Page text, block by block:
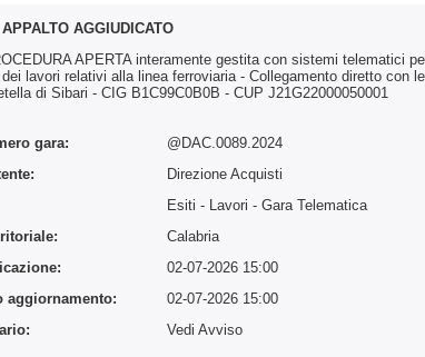
AGGIUDICATO
APERTA interamente gestita con sistemi telematici
lavori relativi alla linea ferroviaria - Collegamento diretto con
di Sibari - CIG B1C99C0B0B - CUP J21G22000050001
gara:
@DAC.0089.2024
Direzione Acquisti
Esiti - Lavori- Gara Telematica
Calabria
02-07-2026 15:00
aggiornamento:
02-07-2026 15:00
Vedi Avviso